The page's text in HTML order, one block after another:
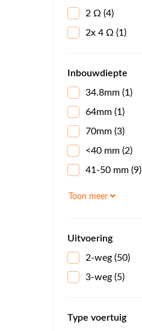
2 Ω (4)
2x 4 Ω (1)
Inbouwdiepte
34.8mm (1)
64mm (1)
70mm (3)
<40 mm (2)
41-50 mm (9)
Toon meer
Uitvoering
2-weg (50)
3-weg (5)
Type voertuig